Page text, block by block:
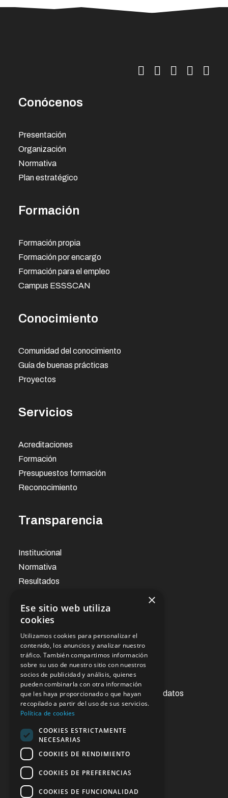
Conócenos
Presentación
Organización
Normativa
Plan estratégico
Formación
Formación propia
Formación por encargo
Formación para el empleo
Campus ESSSCAN
Conocimiento
Comunidad del conocimiento
Guía de buenas prácticas
Proyectos
Servicios
Acreditaciones
Formación
Presupuestos formación
Reconocimiento
Transparencia
Institucional
Normativa
Resultados
Noticias
Oficina virtual
Acceso a la información pública
Ejercicios de derechos de protección de datos
Contacto
Enlaces de interés
×
Ese sitio web utiliza
cookies
Utilizamos cookies para personalizar el
contenido, los anuncios y analizar nuestro
tráfico. También compartimos información
sobre su uso de nuestro sitio con nuestros
socios de publicidad y análisis, quienes
pueden combinarla con otra información
que les haya proporcionado o que hayan
recopilado a partir del uso de sus servicios.
Política de cookies
COOKIES ESTRICTAMENTE
NECESARIAS
COOKIES DE RENDIMIENTO
COOKIES DE PREFERENCIAS
COOKIES DE FUNCIONALIDAD